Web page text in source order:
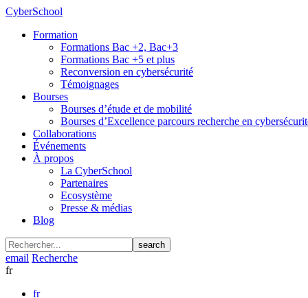
CyberSchool
Formation
Formations Bac +2, Bac+3
Formations Bac +5 et plus
Reconversion en cybersécurité
Témoignages
Bourses
Bourses d’étude et de mobilité
Bourses d’Excellence parcours recherche en
Collaborations
Événements
À propos
La CyberSchool
Partenaires
Ecosystème
Presse & médias
Blog
search
email Recherche
fr
fr